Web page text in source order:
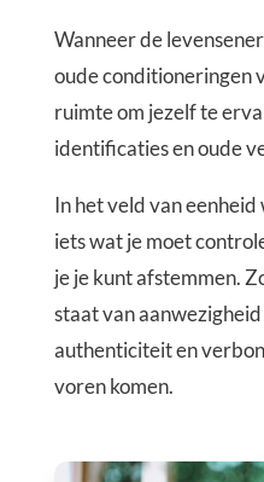
Wanneer de
oude conditioneringen
ruimte om jezelf te
identificaties en oude
In het veld van
iets wat je moet
je je kunt afstemmen.
staat van
authenticiteit en
voren komen.